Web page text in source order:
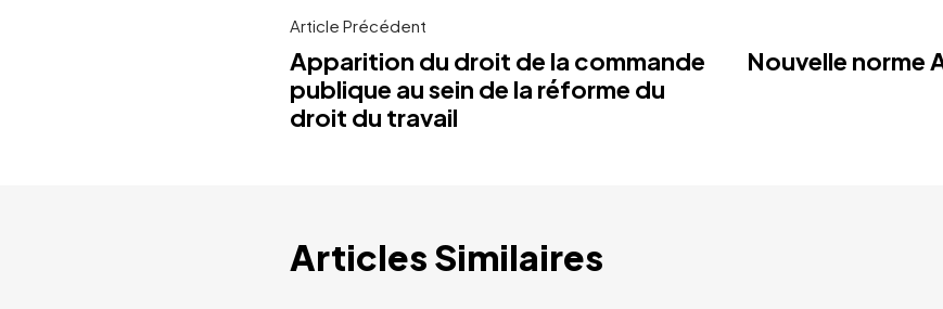
Article Précédent
Apparition du droit de la commande
publique au sein de la réforme du
droit du travail
Nouvelle norme
Articles Similaires